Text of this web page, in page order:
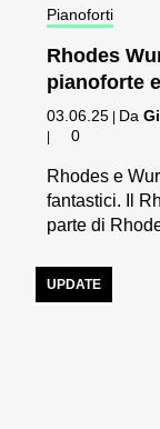
Pianoforti
Rhodes
pianoforte
03.06.25 Da
0
Rhodes e
fantastici. Il
parte di
UPDATE